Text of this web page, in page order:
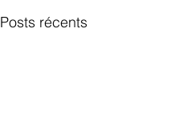
Posts récents